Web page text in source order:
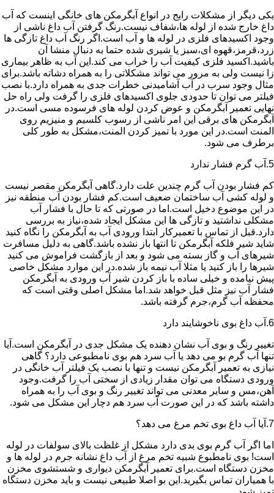
یکی دیگر از مشکلات رایج در انواع آبگرمکن های خانگی اینست که آب
داغ خارج شده از لوله ها،شفاف نیست.رنگ گرفتن آب داغ ناشی از
وجود اکسیدهای فلزی در لوله ها و آب است.اگر رنگ آب داغ تازگی ها
زرد،قرمز،قهوه ای،سبز یا شیری شده حتما به دنبال منشا آن
باشید.اکسید فلزی کیفیت آب را خراب می کند.این آب به ظاهر بیماری
زا نیست ولی به مرور می تواند مشکلاتی را به همراه دشاته باشد.برای
مثال وجود سرب در آب آشامیدنی خطرات جدی به همراه دارد.با نصب
فیلتر می توان تا حدودی جلوی اکسیدهای فلزی را گرفت ولی راه حل
نهایی تعمیر آبگرمکن و عوض کردن لوله های فرسوده مسی است.در
آبگرمکن های برقی این امر ناشی از رسوب کلسیم و منیزیم روی
المنت است.در این مورد با تمیز کردن المنت،مشکل به طور کلی
برطرف می شود.
5.آب گرم فشار ندارد
کم فشار بودن آب گرم چندین علت دارد.گاهی آبگرمکن مقصر نیست
و لوله کشی آب ساختمان ضعیف است.کم فشار بودن آب منطقه نیز
در این موضوع دخیل است.اما در صورتی که تا حال با فشار آب
مشکلی نداشتید و تازگی ها این مشکل ایجاد شده،نیاز به بررسی
دارد.قبل از تماس با تعمیرکار ابتدا ورودی آب به آبگرمکن را نگاه کنید
شاید شیر فلکه آبگرمکن تا انتها باز نشده باشد.گاهی به دلیل مسافرت
شیرهای آب و گاز بسته می شود و بعد از بازگشت فراموش می کنید
شیرها را باز کنید یا مثلا آب نیمه باز شده.در این موارد مشکل خاصی
پیش نیامده و خیلی ساده با باز کردن شیر آب ورودی به آبگرمکن
فشار آب نیز مثل قبل خواهد شد.اما مشکل اصلی وقتی است که
محفظه آب گرم،جرم گرفته باشد.
6.آب داغ بوی ناخوشایند دارد
تغییر رنگ و بوی آب نشان دهنده یک مشکل جدی در آبگرمکن است.آیا
تنها آب گرم بو می دهد یا آب سرد هم بوی نامطبوعی دارد؟ گاهی
نیازی به تعمیر آبگرمکن نیست و تنها با نصب یک فیلتر آب خانگی در
ورودی دستگاه می توان مقدار زیادی از سختی آب را گرفت.وجود
آهن،مس و سایر معدنی می تواند تغییر رنگ و بوی آب را به همراه
داشته باشد که در این صورت آب سرد هم دچار این مشکل می شود.
7.آیا آب داغ بوی تخم مرغ می دهد؟
اما اگر آب گرم بوی بدی دارد مشکل از غلظت بالای سولفات در لوله
است! بوی نامطبوع شبیه تخم مرغ از آب داغ نشانه جرم در لوله ها و
مخزن دستگاه است.برای تعمیر آبگرمکن دیواری و شستشوی مخزن
با همیاران تماس بگیرید.این بو اصلا طبیعی نیست و باید مخزن دستگاه